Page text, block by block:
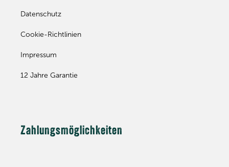
Datenschutz
Cookie-Richtlinien
Impressum
12 Jahre Garantie
Zahlungsmöglichkeiten